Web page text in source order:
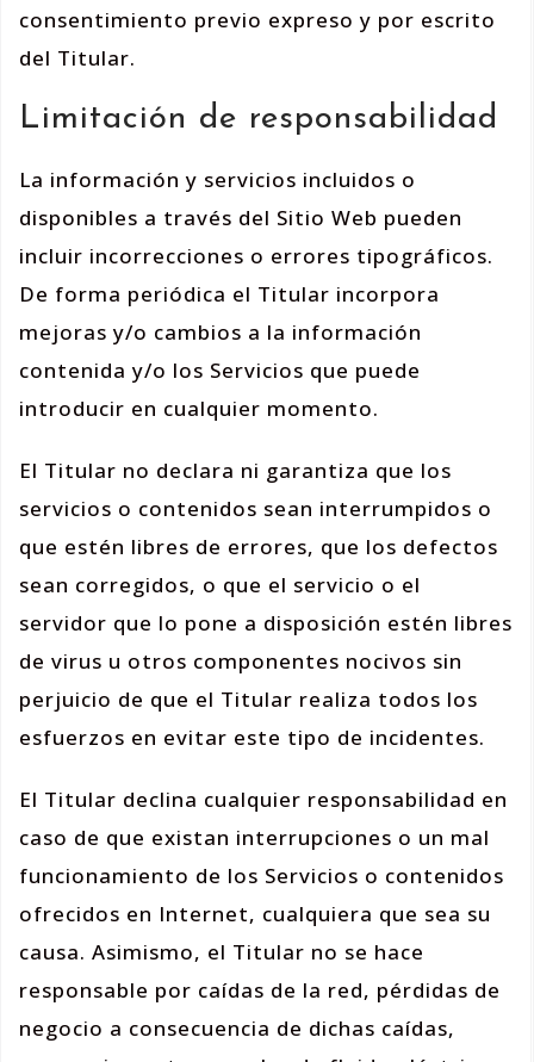
consentimiento previo expreso y por escrito
del Titular.
Limitación de responsabilidad
La información y servicios incluidos o
disponibles a través del Sitio Web pueden
incluir incorrecciones o errores tipográficos.
De forma periódica el Titular incorpora
mejoras y/o cambios a la información
contenida y/o los Servicios que puede
introducir en cualquier momento.
El Titular no declara ni garantiza que los
servicios o contenidos sean interrumpidos o
que estén libres de errores, que los defectos
sean corregidos, o que el servicio o el
servidor que lo pone a disposición estén libres
de virus u otros componentes nocivos sin
perjuicio de que el Titular realiza todos los
esfuerzos en evitar este tipo de incidentes.
El Titular declina cualquier responsabilidad en
caso de que existan interrupciones o un mal
funcionamiento de los Servicios o contenidos
ofrecidos en Internet, cualquiera que sea su
causa. Asimismo, el Titular no se hace
responsable por caídas de la red, pérdidas de
negocio a consecuencia de dichas caídas,